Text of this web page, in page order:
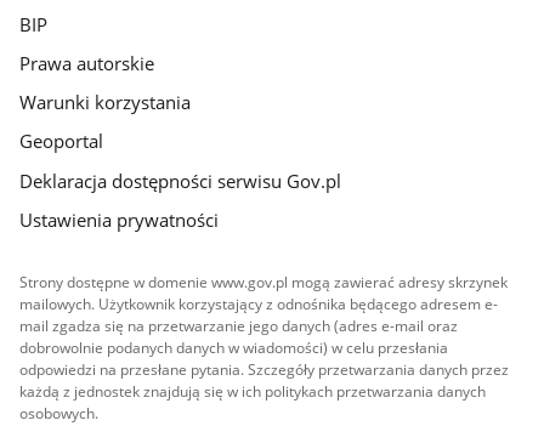
BIP
Prawa autorskie
Warunki korzystania
Geoportal
Deklaracja dostępności serwisu Gov.pl
Ustawienia prywatności
Strony dostępne w domenie www.gov.pl mogą zawierać adresy skrzynek
mailowych. Użytkownik korzystający z odnośnika będącego adresem e-
mail zgadza się na przetwarzanie jego danych (adres e-mail oraz
dobrowolnie podanych danych w wiadomości) w celu przesłania
odpowiedzi na przesłane pytania. Szczegóły przetwarzania danych przez
każdą z jednostek znajdują się w ich politykach przetwarzania danych
osobowych.